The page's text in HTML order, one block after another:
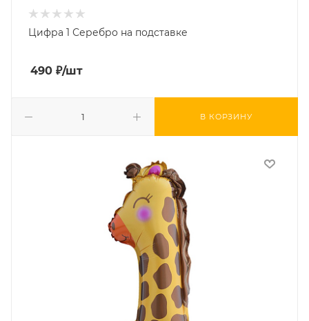
Цифра 1 Серебро на подставке
490 ₽/шт
В КОРЗИНУ